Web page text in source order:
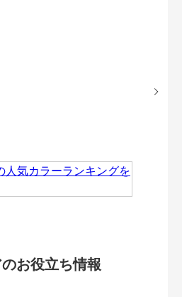
お役立ち情報